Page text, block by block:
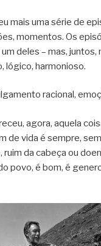
mais uma série de
momentos. Os
deles – mas, juntos,
lógico, harmonioso.
racional,
agora, aquela
de vida é sempre,
da cabeça ou
povo, é bom, é